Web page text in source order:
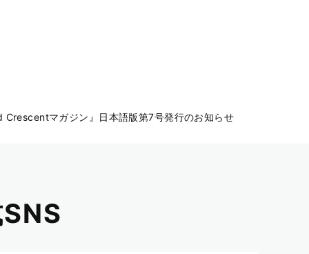
マガジン』日本語版第7号発行のお知らせ